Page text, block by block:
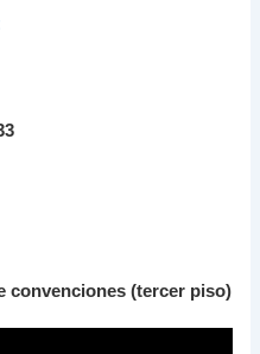
convenciones (tercer piso)